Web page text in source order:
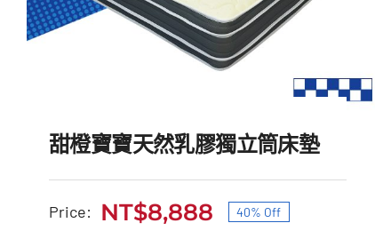
甜橙寶寶天然乳膠獨立筒床墊
Price:
原
NT$8,888
目
40% Off